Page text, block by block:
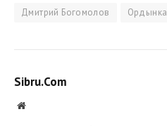
Дмитрий Богомолов Ордынка
Sibru.Com
Website